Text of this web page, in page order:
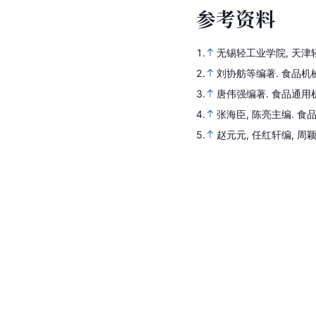
参考资料
1.
无锡轻工业学院, 天
2.
刘协舫等编著. 食品机
3.
唐伟强编著. 食品通用
4.
张海臣, 陈亮主编. 食
5.
赵元元, 任红轩编, 周